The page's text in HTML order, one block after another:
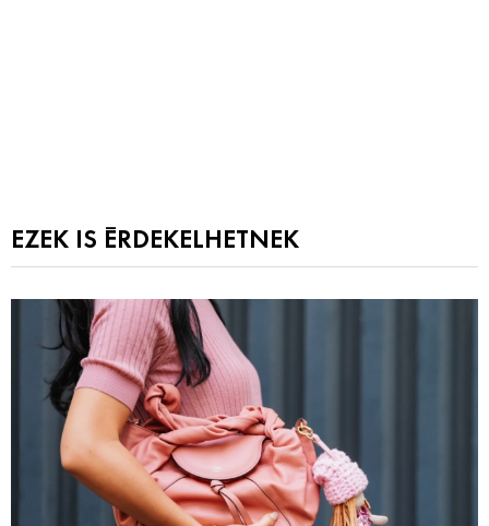
EZEK IS ÉRDEKELHETNEK